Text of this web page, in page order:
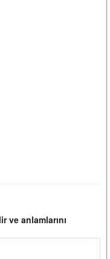
ve anlamlarını